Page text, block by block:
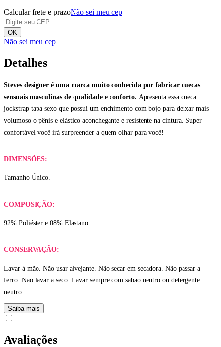
Calcular frete e prazoNão sei meu cep
OK
Não sei meu cep
Detalhes
Steves designer é uma marca muito conhecida por fabricar cuecas
sensuais masculinas de qualidade e conforto. Apresenta essa cueca
jockstrap tapa sexo que possui um enchimento com bojo para deixar mais
volumoso o pênis e elástico aconchegante e resistente na cintura. Super
confortável você irá surpreender a quem olhar para você!
DIMENSÕES:
Tamanho Único.
COMPOSIÇÃO:
92% Poliéster e 08% Elastano.
CONSERVAÇÃO:
Lavar à mão. Não usar alvejante. Não secar em secadora. Não passar a
ferro. Não lavar a seco. Lavar sempre com sabão neutro ou detergente
neutro.
Saiba mais
Avaliações